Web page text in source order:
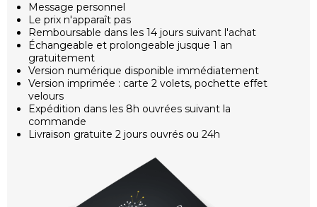
Message personnel
Le prix n'apparaît pas
Remboursable dans les 14 jours suivant l'achat
Échangeable et prolongeable jusque 1 an
gratuitement
Version numérique disponible immédiatement
Version imprimée : carte 2 volets, pochette effet
velours
Expédition dans les 8h ouvrées suivant la
commande
Livraison gratuite 2 jours ouvrés ou 24h